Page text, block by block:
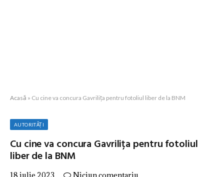
Acasă » Cu cine va concura Gavrilița pentru fotoliul liber de la BNM
AUTORITĂȚI
Cu cine va concura Gavrilița pentru fotoliul
liber de la BNM